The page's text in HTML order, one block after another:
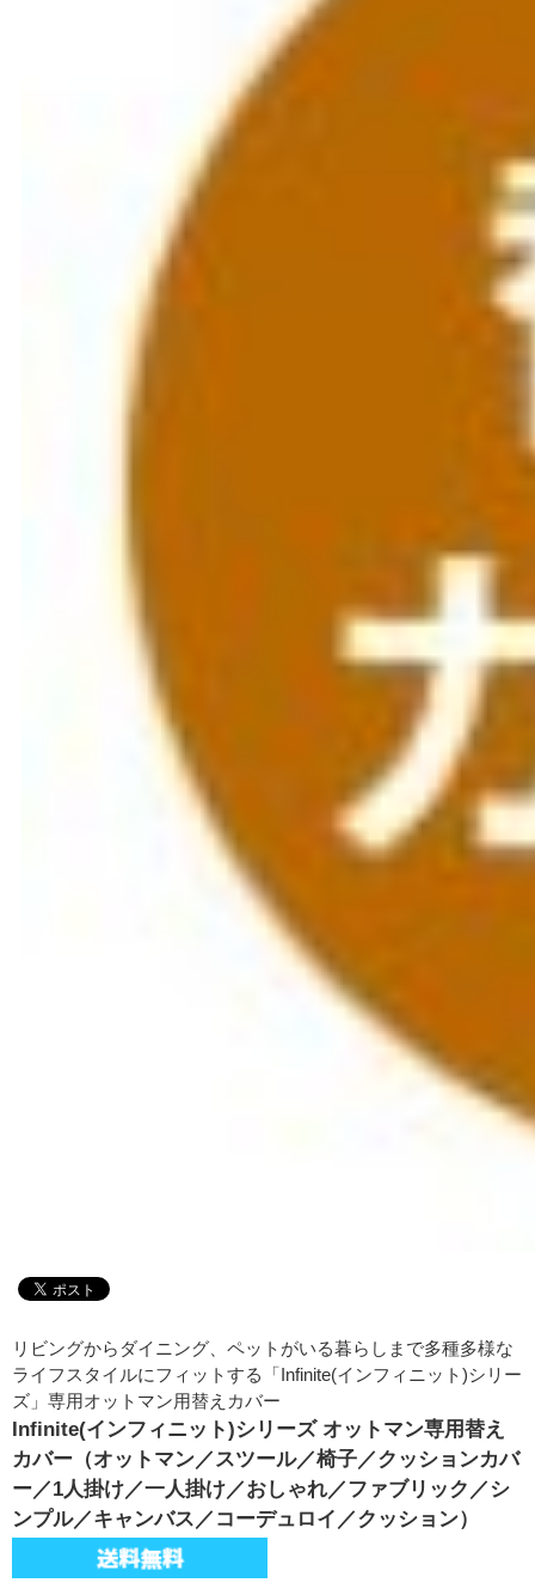
リビングからダイニング、ペットがいる暮らしまで多種多様な
ライフスタイルにフィットする「Infinite(インフィニット)シリー
ズ」専用オットマン用替えカバー
Infinite(インフィニット)シリーズ オットマン専用替え
カバー（オットマン／スツール／椅子／クッションカバ
ー／1人掛け／一人掛け／おしゃれ／ファブリック／シ
ンプル／キャンバス／コーデュロイ／クッション）